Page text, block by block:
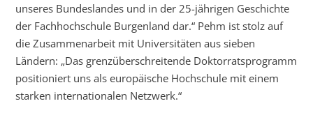
unseres Bundeslandes und in der 25-jährigen Geschichte
der Fachhochschule Burgenland dar.“ Pehm ist stolz auf
die Zusammenarbeit mit Universitäten aus sieben
Ländern: „Das grenzüberschreitende Doktorratsprogramm
positioniert uns als europäische Hochschule mit einem
starken internationalen Netzwerk.“